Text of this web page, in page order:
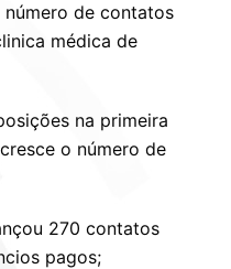
de contatos
médica de
na primeira
o número de
270 contatos
pagos;